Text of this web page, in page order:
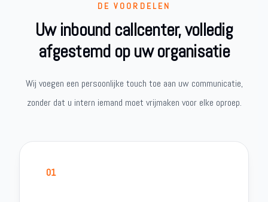
DE VOORDELEN
Uw inbound callcenter, volledig
afgestemd op uw organisatie
Wij voegen een persoonlijke touch toe aan uw communicatie,
zonder dat u intern iemand moet vrijmaken voor elke oproep.
01